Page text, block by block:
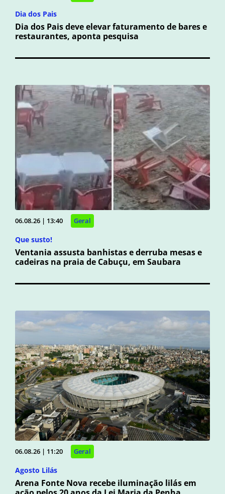
Dia dos Pais
Dia dos Pais deve elevar faturamento de bares e
restaurantes, aponta pesquisa
06.08.26 | 13:40 Geral
Que susto!
Ventania assusta banhistas e derruba mesas e
cadeiras na praia de Cabuçu, em Saubara
06.08.26 | 11:20 Geral
Agosto Lilás
Arena Fonte Nova recebe iluminação lilás em